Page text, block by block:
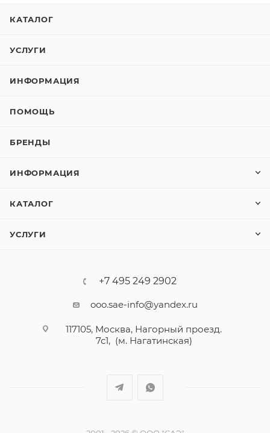
КАТАЛОГ
УСЛУГИ
ИНФОРМАЦИЯ
ПОМОЩЬ
БРЕНДЫ
ИНФОРМАЦИЯ
КАТАЛОГ
УСЛУГИ
+7 495 249 2902
ooo.sae-info@yandex.ru
117105, Москва, Нагорный проезд.
7с1, (м. Нагатинская)